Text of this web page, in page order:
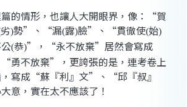
的情形，也讓人大開眼界，像：“賀
劣)勢”、“漏(露)臉”、“貫徹使(始)
(恭)”，“永不放棄”居然會寫成
勇不放棄”，更誇張的是，連考卷上
寫成“蘇『利』文”、“邱『叔』
意，實在太不應該了 ！